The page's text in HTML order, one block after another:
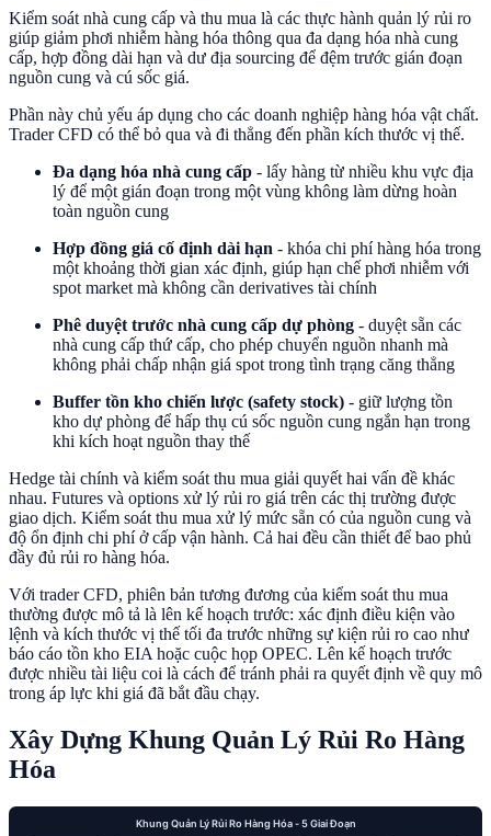
Kiểm soát nhà cung cấp và thu mua là các thực hành quản lý rủi ro
giúp giảm phơi nhiễm hàng hóa thông qua đa dạng hóa nhà cung
cấp, hợp đồng dài hạn và dư địa sourcing để đệm trước gián đoạn
nguồn cung và cú sốc giá.
Phần này chủ yếu áp dụng cho các doanh nghiệp hàng hóa vật chất.
Trader CFD có thể bỏ qua và đi thẳng đến phần kích thước vị thế.
Đa dạng hóa nhà cung cấp - lấy hàng từ nhiều khu vực địa
lý để một gián đoạn trong một vùng không làm dừng hoàn
toàn nguồn cung
Hợp đồng giá cố định dài hạn - khóa chi phí hàng hóa trong
một khoảng thời gian xác định, giúp hạn chế phơi nhiễm với
spot market mà không cần derivatives tài chính
Phê duyệt trước nhà cung cấp dự phòng - duyệt sẵn các
nhà cung cấp thứ cấp, cho phép chuyển nguồn nhanh mà
không phải chấp nhận giá spot trong tình trạng căng thẳng
Buffer tồn kho chiến lược (safety stock) - giữ lượng tồn
kho dự phòng để hấp thụ cú sốc nguồn cung ngắn hạn trong
khi kích hoạt nguồn thay thế
Hedge tài chính và kiểm soát thu mua giải quyết hai vấn đề khác
nhau. Futures và options xử lý rủi ro giá trên các thị trường được
giao dịch. Kiểm soát thu mua xử lý mức sẵn có của nguồn cung và
độ ổn định chi phí ở cấp vận hành. Cả hai đều cần thiết để bao phủ
đầy đủ rủi ro hàng hóa.
Với trader CFD, phiên bản tương đương của kiểm soát thu mua
thường được mô tả là lên kế hoạch trước: xác định điều kiện vào
lệnh và kích thước vị thế tối đa trước những sự kiện rủi ro cao như
báo cáo tồn kho EIA hoặc cuộc họp OPEC. Lên kế hoạch trước
được nhiều tài liệu coi là cách để tránh phải ra quyết định về quy mô
trong áp lực khi giá đã bắt đầu chạy.
Xây Dựng Khung Quản Lý Rủi Ro Hàng
Hóa